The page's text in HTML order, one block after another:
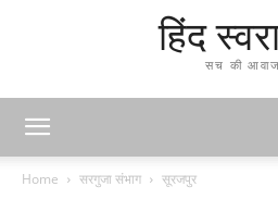
हिंद
सच की आवाज
Home सरगुजा संभाग सूरजपुर